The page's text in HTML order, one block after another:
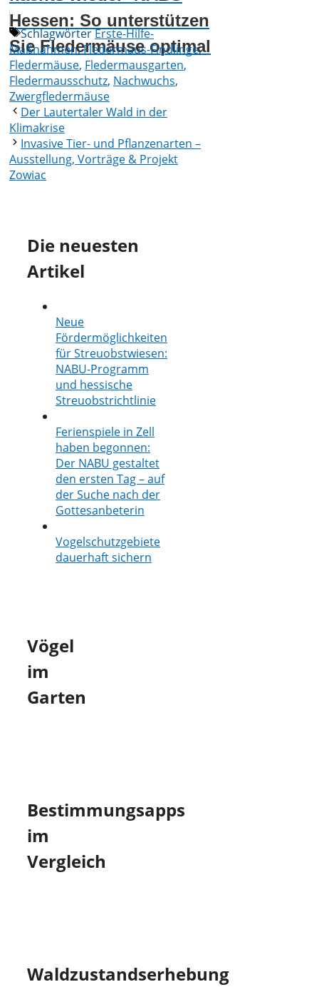
Hessen: So unterstützen
Sie Fledermäuse optimal
SchlagwörterErste-Hilfe-
Maßnahmen,Fledermaus-Findlinge,
Fledermäuse, Fledermausgarten,
Fledermausschutz, Nachwuchs,
Zwergfledermäuse
Der Lautertaler Wald in der
Klimakrise
Invasive Tier- und Pflanzenarten –
Ausstellung, Vorträge & Projekt
Zowiac
Die neuesten
Artikel
Neue
Fördermöglichkeiten
für Streuobstwiesen:
NABU-Programm
und hessische
Streuobstrichtlinie
Ferienspiele in Zell
haben begonnen:
Der NABU gestaltet
den ersten Tag – auf
der Suche nach der
Gottesanbeterin
Vogelschutzgebiete
dauerhaft sichern
Vögel
im
Garten
Bestimmungsapps
im
Vergleich
Waldzustandserhebung